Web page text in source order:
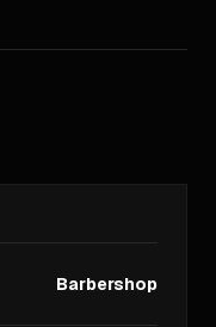
Barbershop